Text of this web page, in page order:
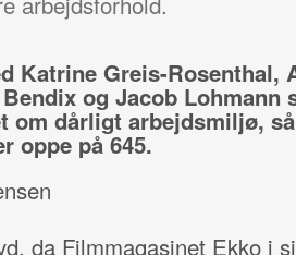
Katrine Greis-Rosenthal,
og Jacob Lohmann
om dårligt arbejdsmiljø,
oppe på 645.
da Filmmagasinet Ekko i